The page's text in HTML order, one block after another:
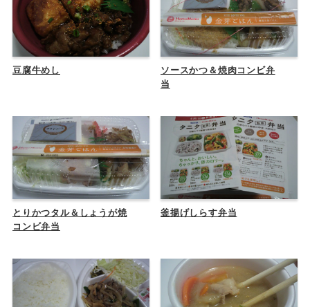
豆腐牛めし
ソースかつ＆焼肉コンビ弁
当
とりかつタル＆しょうが焼
コンビ弁当
釜揚げしらす弁当